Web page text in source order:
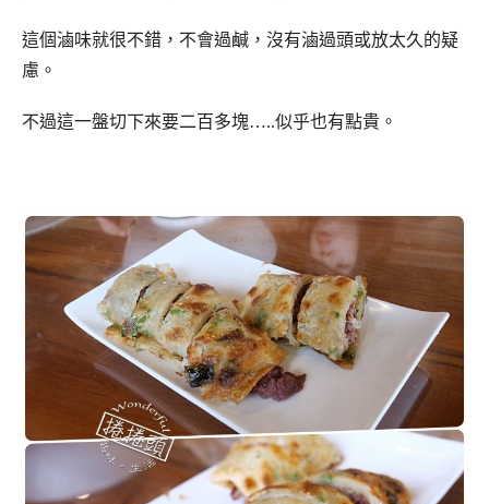
這個滷味就很不錯，不會過鹹，沒有滷過頭或放太久的疑
慮。
不過這一盤切下來要二百多塊…..似乎也有點貴。